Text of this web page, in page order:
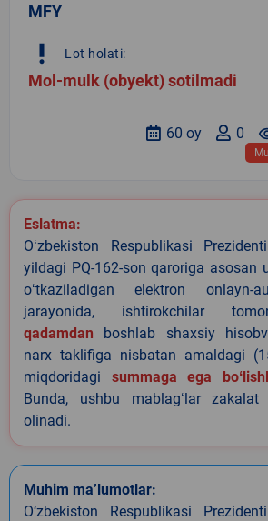
MFY
priority_high Lot holati:
Mol-mulk (obyekt) sotilmadi
0
60 oy
Eslatma:
Oʻzbekiston Respublikasi
yildagi PQ-162-son qaroriga asosan
oʻtkaziladigan elektron onlayn-
jarayonida, ishtirokchilar
qadamdan boshlab shaxsiy
narx taklifiga nisbatan amaldagi
miqdoridagi summaga ega
Bunda, ushbu mablagʻlar
olinadi.
Muhim ma’lumotlar:
O‘zbekiston Respublikasi